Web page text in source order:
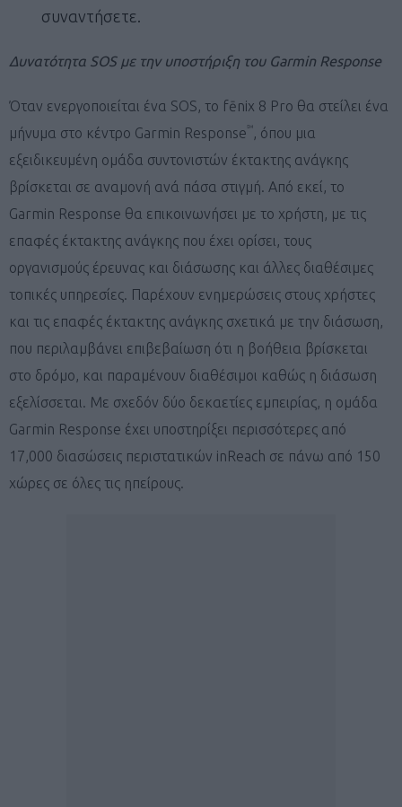
συναντήσετε.
Δυνατότητα SOS με την υποστήριξη του Garmin Response
Όταν ενεργοποιείται ένα SOS, το fēnix 8 Pro θα στείλει ένα
μήνυμα στο κέντρο Garmin Response℠, όπου μια
εξειδικευμένη ομάδα συντονιστών έκτακτης ανάγκης
βρίσκεται σε αναμονή ανά πάσα στιγμή. Από εκεί, το
Garmin Response θα επικοινωνήσει με το χρήστη, με τις
επαφές έκτακτης ανάγκης που έχει ορίσει, τους
οργανισμούς έρευνας και διάσωσης και άλλες διαθέσιμες
τοπικές υπηρεσίες. Παρέχουν ενημερώσεις στους χρήστες
και τις επαφές έκτακτης ανάγκης σχετικά με την διάσωση,
που περιλαμβάνει επιβεβαίωση ότι η βοήθεια βρίσκεται
στο δρόμο, και παραμένουν διαθέσιμοι καθώς η διάσωση
εξελίσσεται. Με σχεδόν δύο δεκαετίες εμπειρίας, η ομάδα
Garmin Response έχει υποστηρίξει περισσότερες από
17,000 διασώσεις περιστατικών inReach σε πάνω από 150
χώρες σε όλες τις ηπείρους.